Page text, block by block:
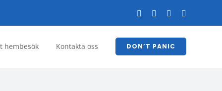
FacebookYouTubeLinkedIn
hembesök Kontakta oss DON’T PANIC